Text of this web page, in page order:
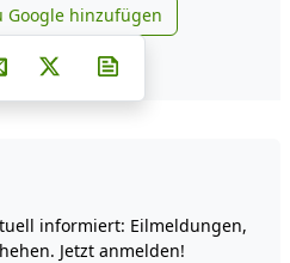
news.de zu Google
Google hinzufügen
auf Facebook
Teilen auf Whatsapp
Teilen auf Telegram
auf Pinterest
Per E-Mail teilen
Post auf X
informiert: Eilmeldungen,
Jetzt anmelden!